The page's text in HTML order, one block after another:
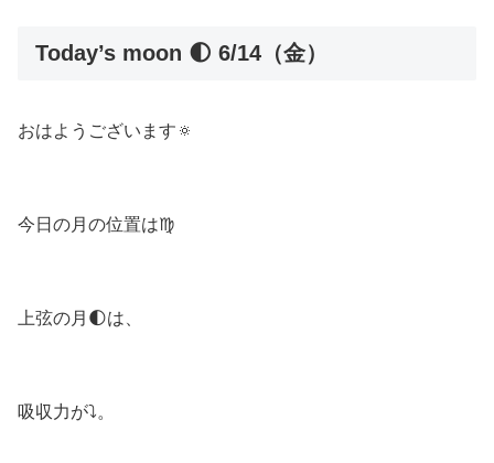
Today’s moon 🌓 6/14（金）
おはようございます🔅
今日の月の位置は♍️
上弦の月🌓は、
吸収力が⤵️。